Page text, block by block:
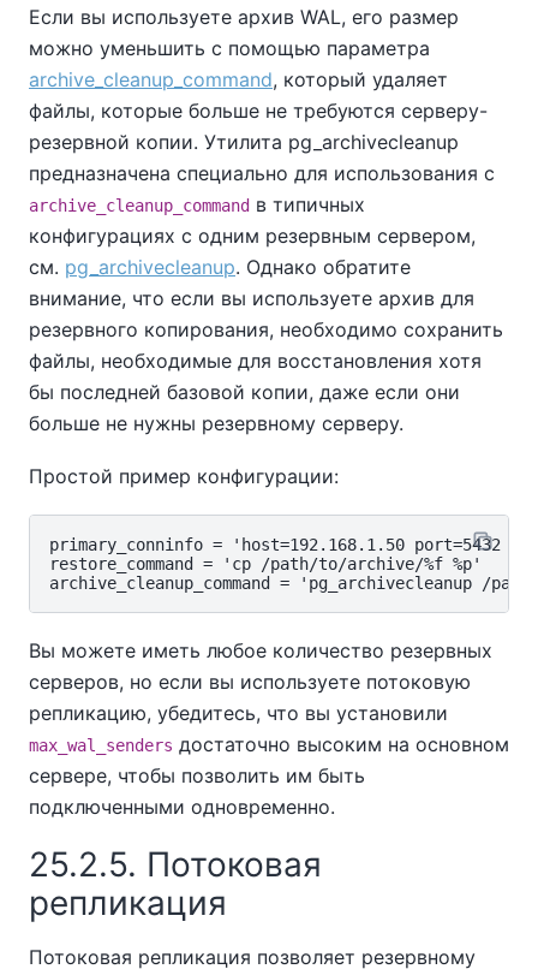
Если вы используете архив WAL, его размер
можно уменьшить с помощью параметра
archive_cleanup_command, который удаляет
файлы, которые больше не требуются серверу-
резервной копии. Утилита pg_archivecleanup
предназначена специально для использования с
archive_cleanup_command в типичных
конфигурациях с одним резервным сервером,
см. pg_archivecleanup. Однако обратите
внимание, что если вы используете архив для
резервного копирования, необходимо сохранить
файлы, необходимые для восстановления хотя
бы последней базовой копии, даже если они
больше не нужны резервному серверу.
Простой пример конфигурации:
primary_conninfo = 'host=192.168.1.50 port=5432
restore_command = 'cp /path/to/archive/%f %p'
Вы можете иметь любое количество резервных
серверов, но если вы используете потоковую
репликацию, убедитесь, что вы установили
max_wal_senders достаточно высоким на основном
сервере, чтобы позволить им быть
подключенными одновременно.
25.2.5. Потоковая
репликация
Потоковая репликация позволяет резервному